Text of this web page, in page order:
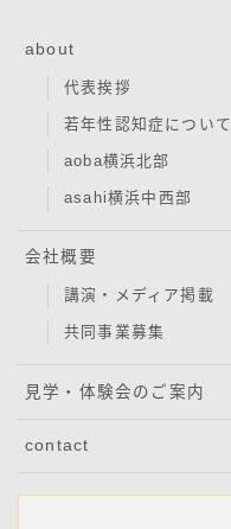
about
代表挨拶
若年性認知症について
aoba横浜北部
asahi横浜中西部
会社概要
講演・メディア掲載
共同事業募集
見学・体験会のご案内
contact